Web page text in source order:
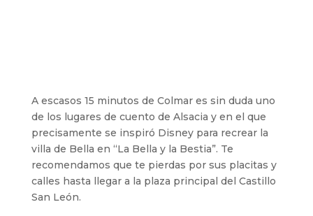
A escasos 15 minutos de Colmar es sin duda uno
de los lugares de cuento de Alsacia y en el que
precisamente se inspiró Disney para recrear la
villa de Bella en “La Bella y la Bestia”. Te
recomendamos que te pierdas por sus placitas y
calles hasta llegar a la plaza principal del Castillo
San León.